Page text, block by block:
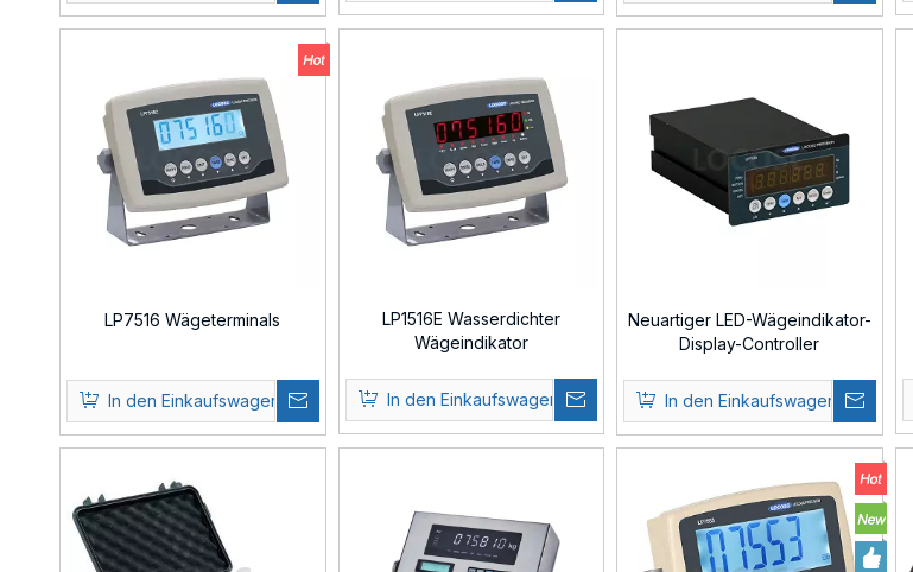
LP7516 Wägeterminals
In den Einkaufswagen
LP1516E Wasserdichter
Wägeindikator
In den Einkaufswagen
Neuartiger LED-Wägeindikator-
Display-Controller
In den Einkaufswagen